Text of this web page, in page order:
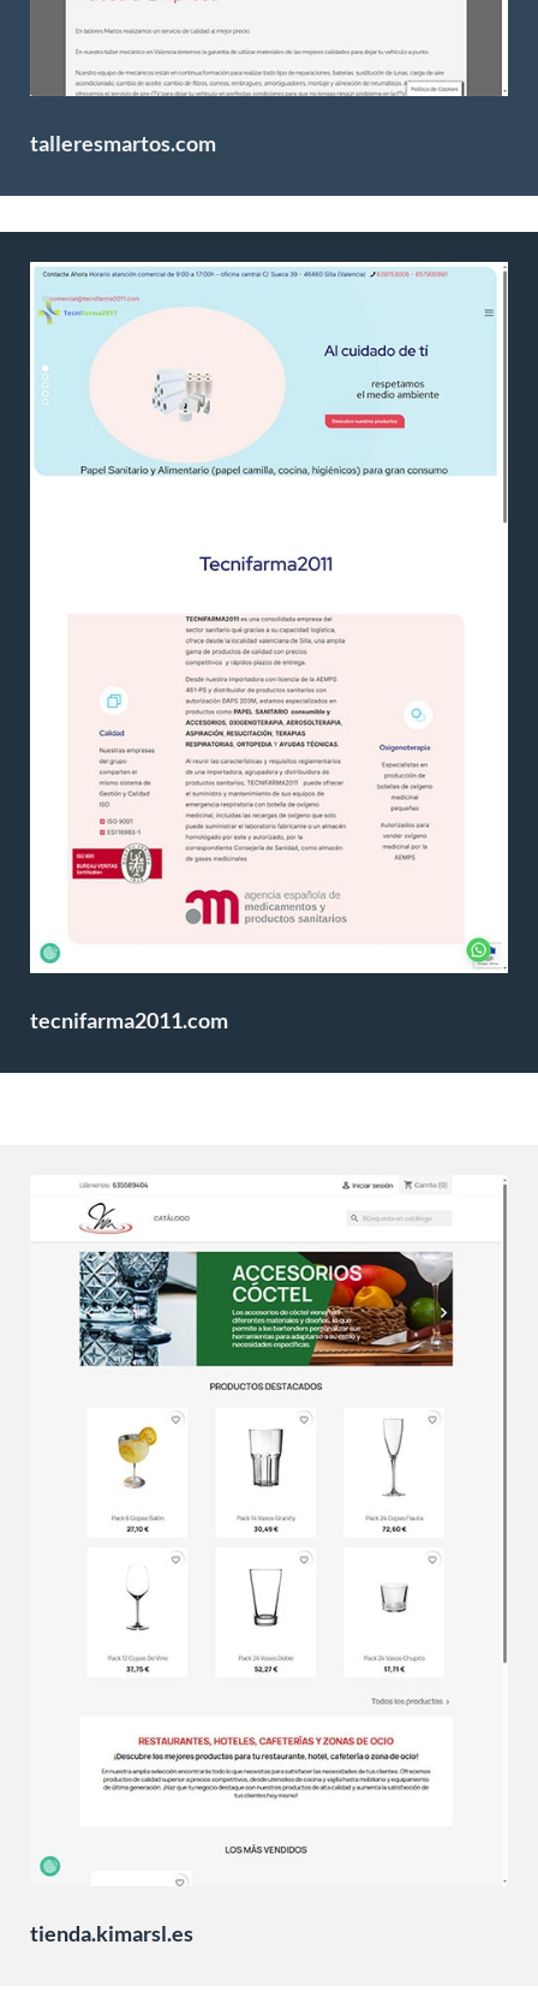
talleresmartos.com
tecnifarma2011.com
tienda.kimarsl.es